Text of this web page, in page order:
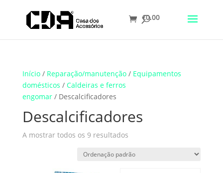
Translate
€0.00
Início/ Reparação/manutenção/ Equipamentos
domésticos / Caldeiras e ferros
engomar/ Descalcificadores
Descalcificadores
A mostrar todos os 9 resultados